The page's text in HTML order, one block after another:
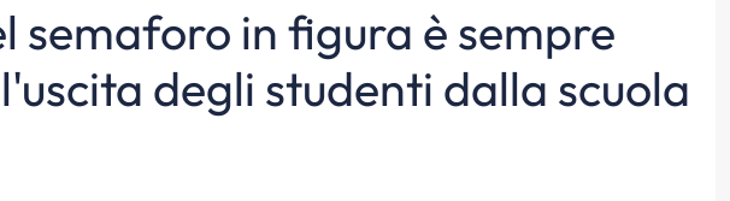
semaforo in figura è sempre
degli studenti dalla scuola